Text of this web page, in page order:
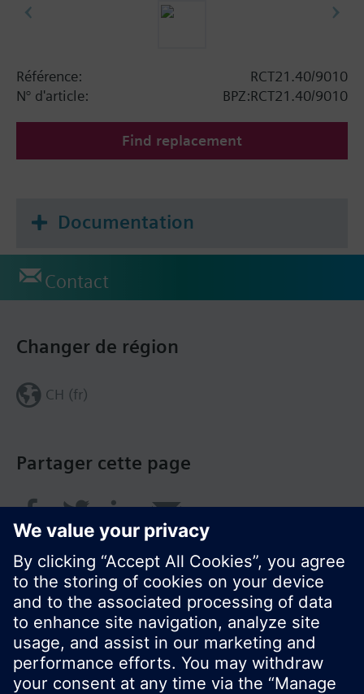
Référence:
RCT21.40/9010
N° d'article:
BPZ:RCT21.40/9010
Find replacement
Documentation
Contact
Partager cette page
Changer de région
CH (fr)
© Siemens Switzerland Ltd. 2018